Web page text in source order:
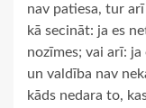
nav patiesa, tur
kā secināt: ja es
nozīmes; vai arī:
un valdība nav
kāds nedara to,